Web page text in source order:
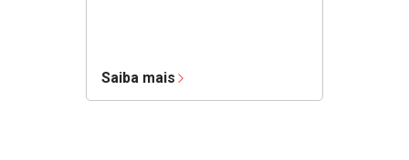
Saiba mais